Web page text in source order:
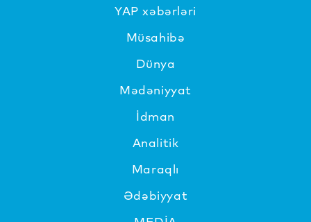
YAP xəbərləri
Müsahibə
Dünya
Mədəniyyat
İdman
Analitik
Maraqlı
Ədəbiyyat